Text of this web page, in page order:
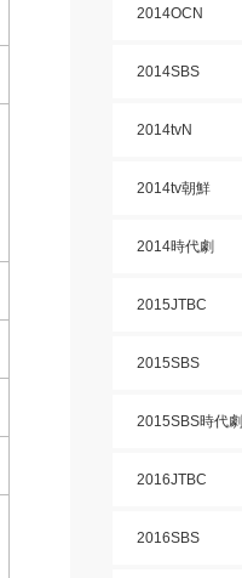
2014OCN
2014SBS
2014tvN
2014tv朝鮮
2014時代劇
2015JTBC
2015SBS
2015SBS時代劇
2016JTBC
2016SBS